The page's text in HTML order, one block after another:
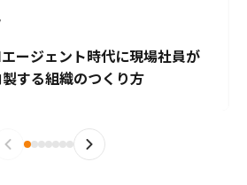
ージェント時代に現場社員が
する組織のつくり方